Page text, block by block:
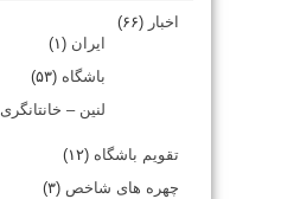
اخبار (۶۶)
ایران (۱)
باشگاه (۵۳)
لنین – خانتانگری
تقویم باشگاه (۱۲)
چهره های شاخص (۳)